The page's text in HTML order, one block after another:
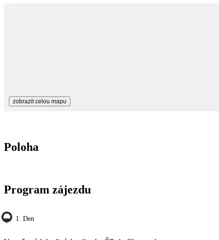
zobrazit celou mapu
Poloha
Program zájezdu
1. Den